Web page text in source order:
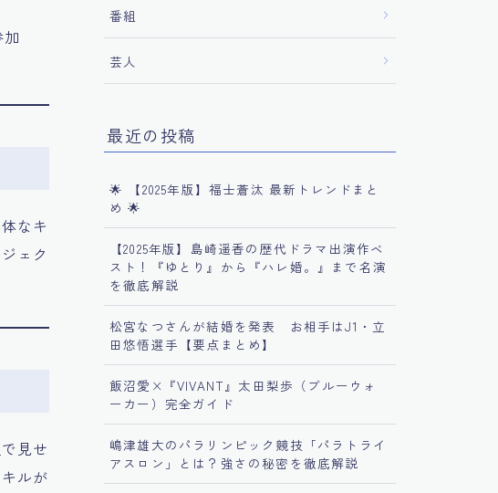
なキ
ェク
見せ
ルが
番組
芸人
最近の投稿
🌟 【2025年版】福士蒼汰 最新トレンドまと
め 🌟
【2025年版】島崎遥香の歴代ドラマ出演作ベ
スト！『ゆとり』から『ハレ婚。』まで名演
を徹底解説
松宮なつさんが結婚を発表 お相手はJ1・立
田悠悟選手【要点まとめ】
飯沼愛×『VIVANT』太田梨歩（ブルーウォ
ーカー）完全ガイド
嶋津雄大のパラリンピック競技「パラトライ
アスロン」とは？強さの秘密を徹底解説